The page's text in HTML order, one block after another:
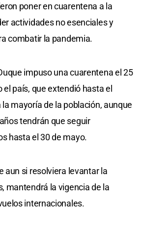
poner en cuarentena a la
actividades no esenciales y
combatir la pandemia.
impuso una cuarentena el 25
el país, que extendió hasta el
mayoría de la población, aunque
tendrán que seguir
hasta el 30 de mayo.
aun si resolviera levantar la
mantendrá la vigencia de la
internacionales.